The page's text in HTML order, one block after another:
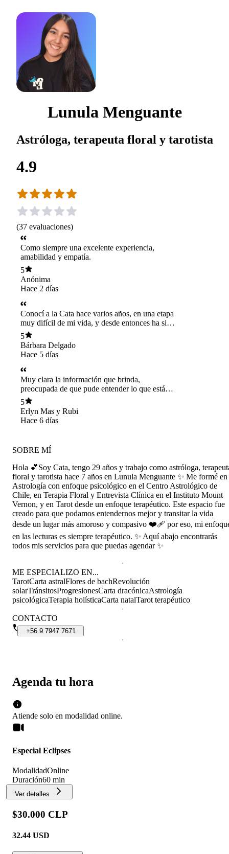
Lunula Menguante
Astróloga, terapeuta floral y tarotista
4.9
(37 evaluaciones)
Como siempre una excelente experiencia,
amabilidad y empatía.
5
Anónima
Hace 2 días
Conocí a la Cata hace varios años, en una etapa
muy difícil de mi vida, y desde entonces ha sido
un apoyo fundamental en mi proceso. Estuvo
presente en momentos de mucho dolor e
incertidumbre, siempre con una paciencia, una
calidez y una calidad humana que agradezco
profundamente. Nunca me hizo sentir juzgada,
incluso cuando necesitaba volver una y otra vez
sobre los mismos temas. Al contrario, supo
escuchar, contener y, poco a poco, entregarme
herramientas para comprenderme mejor,
fortalecerme y avanzar a mi propio ritmo. Hoy
puedo mirar hacia atrás y reconocer cuánto he
Gran parte de ese crecimiento ha sido gracias al
que siempre encontré en ella. La recomiendo de
todo corazón a quien busque una terapeuta
comprometida, empática y realmente presente en
el proceso de sus pacientes. Estoy
profundamente agradecida por todo lo que
construimos durante estos años y por el impacto
que su acompañamiento ha tenido en mi vida,
sabiendo que, si alguna vez vuelvo a necesitar
ese espacio, no dudaría en volver a elegirla.
5
Bárbara Delgado
Hace 5 días
Muy clara la información que brinda,
preocupada de que pude entender lo que está
pasando en este momento y cómo abordarlo
5
Erlyn Mas y Rubi
Hace 6 días
Agenda tu hora
Atiende solo en modalidad online.
Especial Eclipses
ModalidadOnline
Duración60 min
Ver detalles
$30.000 CLP
32.44 USD
SOBRE MÍ
Hola 💕Soy Cata, tengo 29 años y trabajo como astróloga,
floral y tarotista hace 7 años en Lunula Menguante ✨ Me formé en
Astrología con enfoque psicológico en el Centro Astrológico de
Chile, en Terapia Floral y Entrevista Clínica en el Instituto Mount
Vernon, y en Tarot desde un enfoque terapéutico. Este espacio fue
creado para que podamos entendernos mejor y transitar la vida
desde un lugar más amoroso y compasivo ❤️‍🩹 por eso, mi
en las lecturas es siempre terapéutico. ✨ Aquí abajo encontrarás
todos mis servicios para que puedas agendar ✨
ME ESPECIALIZO EN...
TarotCarta astralFlores de bachRevolución
solarTránsitosProgresionesCarta dracónicaAstrología
psicológicaTerapia holísticaCarta natalTarot terapéutico
CONTACTO
+56 9 7947 7671